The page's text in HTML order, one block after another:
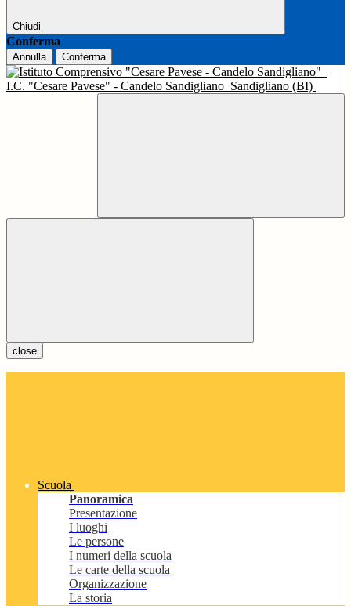
Chiudi
Conferma
Annulla Conferma
I.C. "Cesare Pavese" - Candelo Sandigliano Sandigliano (BI)
close
Scuola
Panoramica
Presentazione
I luoghi
Le persone
I numeri della scuola
Le carte della scuola
Organizzazione
La storia